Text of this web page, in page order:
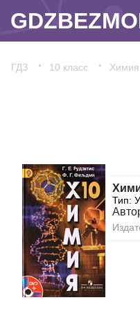
ГДЗ 10 класс Химия
Тип: